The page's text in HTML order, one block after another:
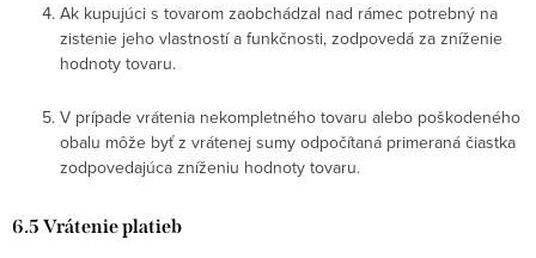
Ak kupujúci s tovarom zaobchádzal nad rámec potrebný na
zistenie jeho vlastností a funkčnosti, zodpovedá za zníženie
hodnoty tovaru.
V prípade vrátenia nekompletného tovaru alebo poškodeného
obalu môže byť z vrátenej sumy odpočítaná primeraná čiastka
zodpovedajúca zníženiu hodnoty tovaru.
6.5 Vrátenie platieb